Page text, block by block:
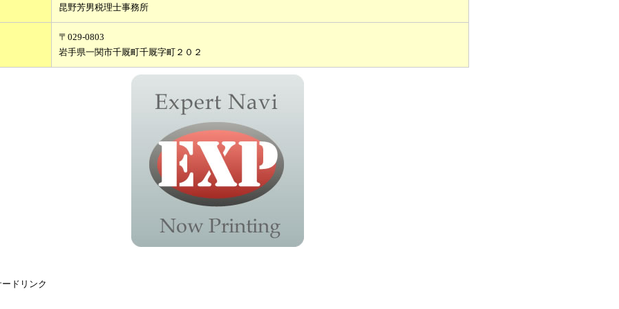
昆野芳男税理士事務所
〒029-0803
岩手県一関市千厩町千厩字町２０２
ドリンク